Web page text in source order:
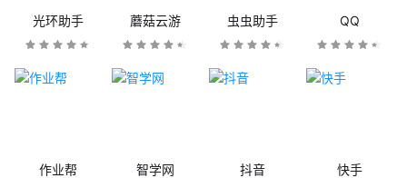
光环助手 蘑菇云游 虫虫助手 QQ
作业帮 智学网 抖音 快手